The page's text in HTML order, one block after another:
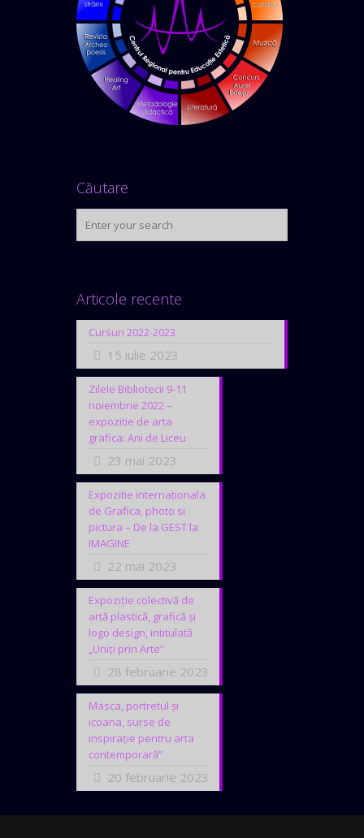
Căutare
Articole recente
Cursuri 2022-2023
15 iulie 2023
Zilele Bibliotecii 9-11
noiembrie 2022 –
expozitie de arta
grafica: Ani de Liceu
23 mai 2023
Expozitie internationala
de Grafica, photo si
pictura – De la GEST la
IMAGINE
22 mai 2023
Expoziție colectivă de
artă plastică, grafică și
logo design, intitulată
„Uniți prin Arte”
28 februarie 2023
Masca, portretul și
icoana, surse de
inspirație pentru arta
contemporară”
20 februarie 2023